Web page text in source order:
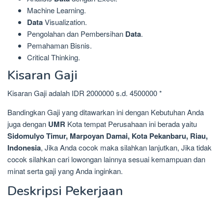
Machine Learning.
DataVisualization.
Pengolahan dan Pembersihan Data.
Pemahaman Bisnis.
Critical Thinking.
Kisaran Gaji
Kisaran Gaji adalah IDR 2000000 s.d. 4500000 *
Bandingkan Gaji yang ditawarkan ini dengan Kebutuhan Anda
juga dengan UMR Kota tempat Perusahaan ini berada yaitu
Sidomulyo Timur, Marpoyan Damai, Kota Pekanbaru, Riau,
Indonesia, Jika Anda cocok maka silahkan lanjutkan, Jika tidak
cocok silahkan cari lowongan lainnya sesuai kemampuan dan
minat serta gaji yang Anda inginkan.
Deskripsi Pekerjaan